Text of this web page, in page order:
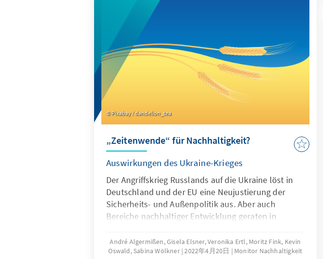
Pixabay / dandelion_tea
„Zeitenwende“ für Nachhaltigkeit?
Auswirkungen des Ukraine-Krieges
Der Angriffskrieg Russlands auf die Ukraine löst in
Deutschland und der EU eine Neujustierung der
Sicherheits- und Außenpolitik aus. Aber auch
Bereiche nachhaltiger Entwicklung geraten in
Umwelt, Landwirtschaft, Ernährung, Globale
Gesundheit oder Entwicklungszusammenarbeit.
André Algermißen, Gisela Elsner, Veronika Ertl, Moritz Fink, Kevin
Oswald, Sabina Wölkner 2022年4月20日 Monitor Nachhaltigkeit